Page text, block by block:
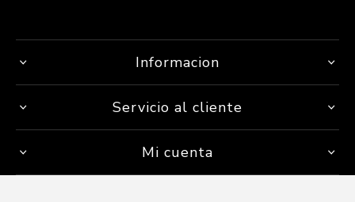
Informacion
Servicio al cliente
Mi cuenta